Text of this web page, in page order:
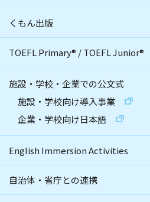
くもん出版
TOEFL Primary® /TOEFL Junior®
施設・学校・企業での公文式
施設・学校向け導入事業
企業・学校向け日本語
English Immersion Activities
自治体・省庁との連携